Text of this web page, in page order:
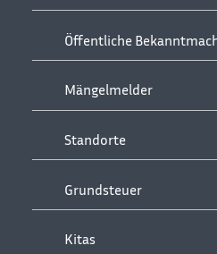
Öffentliche
Mängelmelder
Standorte
Grundsteuer
Kitas